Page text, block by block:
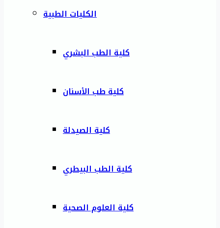
الكليات الطبية
كلية الطب البشري
كلية طب الأسنان
كلية الصيدلة
كلية الطب البيطري
كلية العلوم الصحية